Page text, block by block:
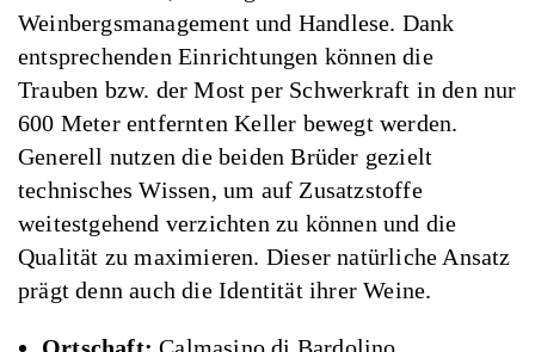
Weinbergsmanagement und Handlese. Dank
entsprechenden Einrichtungen können die
Trauben bzw. der Most per Schwerkraft in den nur
600 Meter entfernten Keller bewegt werden.
Generell nutzen die beiden Brüder gezielt
technisches Wissen, um auf Zusatzstoffe
weitestgehend verzichten zu können und die
Qualität zu maximieren. Dieser natürliche Ansatz
prägt denn auch die Identität ihrer Weine.